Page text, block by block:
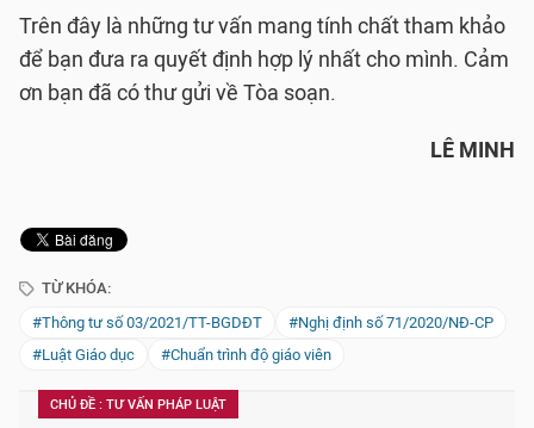
Trên đây là những tư vấn mang tính chất tham khảo
để bạn đưa ra quyết định hợp lý nhất cho mình. Cảm
ơn bạn đã có thư gửi về Tòa soạn.
LÊ MINH
TỪ KHÓA:
#Thông tư số 03/2021/TT-BGDĐT
#Nghị định số 71/2020/NĐ-CP
#Luật Giáo dục
#Chuẩn trình độ giáo viên
CHỦ ĐỀ : TƯ VẤN PHÁP LUẬT